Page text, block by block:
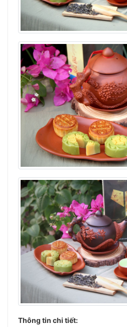
Thông tin chi tiết: